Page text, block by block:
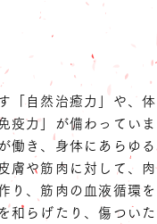
「自然治癒力」や、体
疫力」が備わっていま
働き、身体にあらゆる
膚や筋肉に対して、肉
り、筋肉の血液循環を
和らげたり、傷ついた